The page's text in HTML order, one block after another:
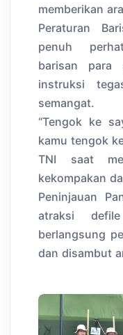
memberikan
Peraturan
penuh
barisan para
instruksi
semangat.
“Tengok ke
kamu tengok
TNI saat
kekompakan
Peninjauan
atraksi
berlangsung
dan disambut